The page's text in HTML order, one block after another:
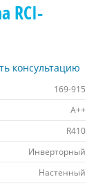
RCI-
консультацию
169-915
A++
R410
Инверторный
Настенный